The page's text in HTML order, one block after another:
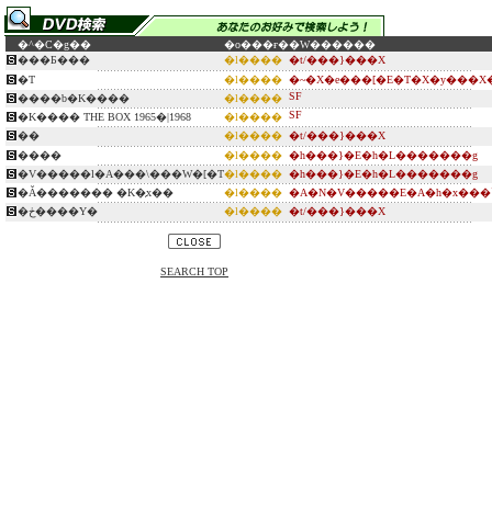
�^�C�g�� �o���ғ��W������
���Ƃ���
�l���� �t/���}���X
�T
�l����
����b�K����
�l���� SF
�K���� THE BOX 1965�|1968
�l���� SF
��
�l���� �t/���}���X
����
�l���� �h���}�E�h�L�������g
�V�����l�A���\���W�[�T�l���� �h���}�E�h�L�������g
�Ǎ������� �K�̗x��
�l����
�ڂ����Y�
�l���� �t/���}���X
SEARCH TOP